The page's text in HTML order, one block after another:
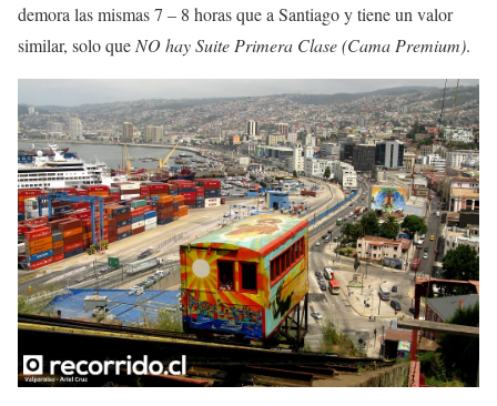
demora las mismas 7 – 8 horas que a Santiago y tiene un valor
similar, solo que NO hay Suite Primera Clase (Cama Premium).